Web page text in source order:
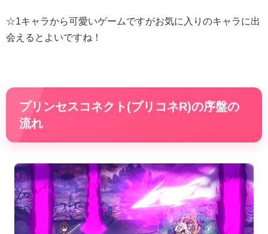
☆1キャラから可愛いゲームですがお気に入りのキャラに出
会えるとよいですね！
プリンセスコネクト(プリコネR)の序盤の
流れ